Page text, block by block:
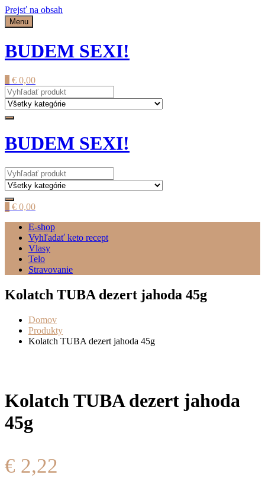
Prejsť na obsah
Menu
BUDEM SEXI!
€ 0,00
BUDEM SEXI!
€ 0,00
E-shop
Vyhľadať keto recept
Vlasy
Telo
Stravovanie
Kolatch TUBA dezert jahoda 45g
Domov
Produkty
Kolatch TUBA dezert jahoda 45g
Kolatch TUBA dezert jahoda
45g
€ 2,22